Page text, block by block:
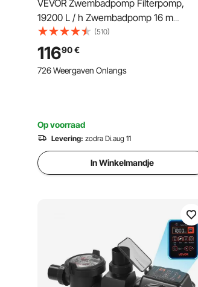
VEVOR Zwembadpomp Filterpomp,
19200 L / h Zwembadpomp 16 m
Maximale Slag, 750 W 230 V Filterpomp
Circulatiepomp, 3450 RPM
Zwembaddoseerpomp Met 2
Montageslangen, Zwembadpomp
(510)
11690€
726 Weergaven Onlangs
Op voorraad
Levering: zodra Di.aug 11
In Winkelmandje